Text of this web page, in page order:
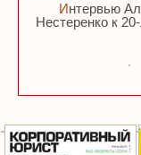
Интервью Александры
Нестеренко к